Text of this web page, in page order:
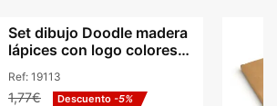
Set dibujo Doodle madera
lápices con logo colores
Ref: 19113
1,77€ Descuento -5%